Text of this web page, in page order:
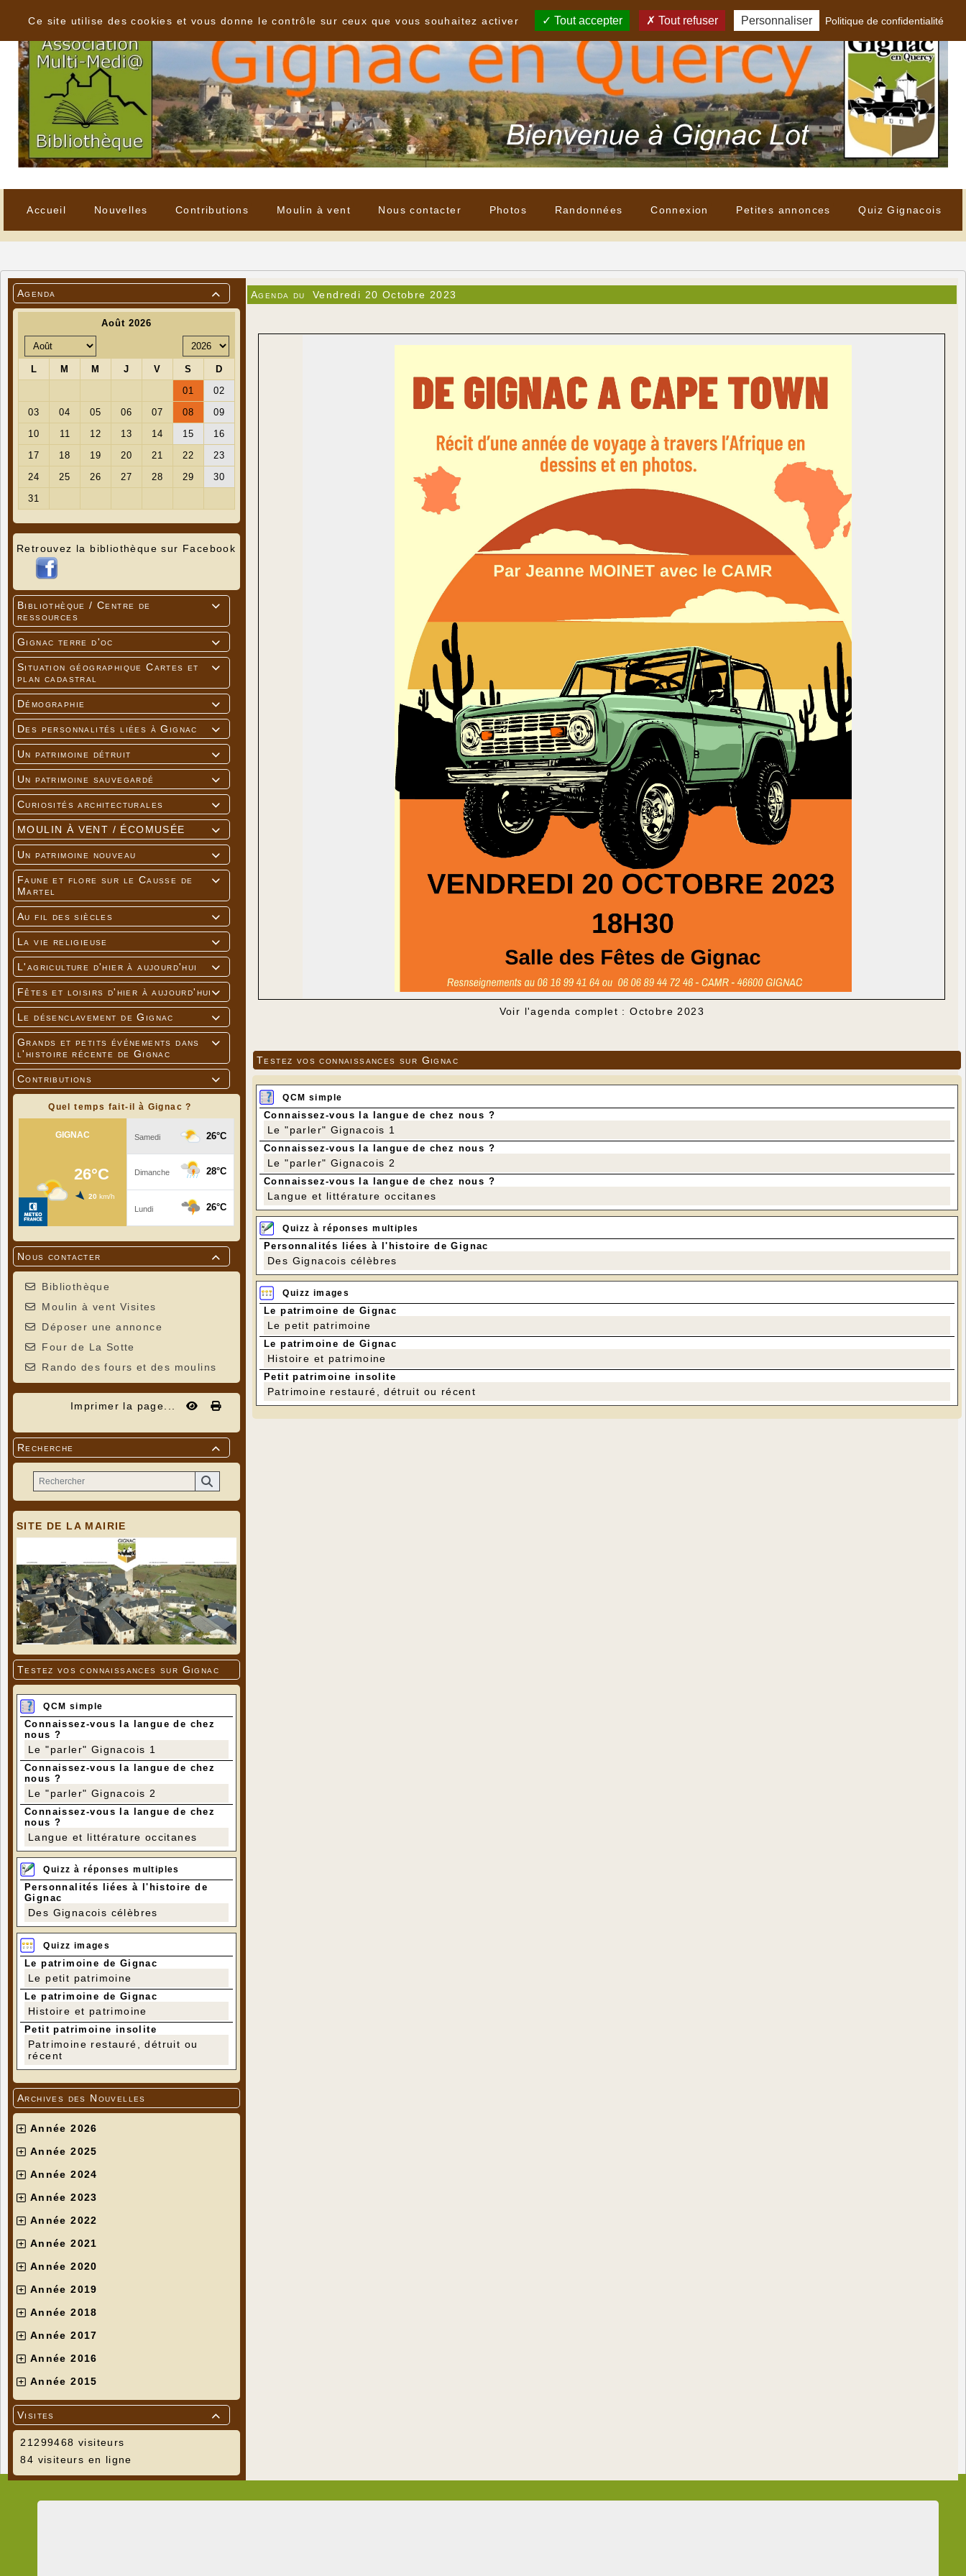
Accueil Nouvelles Contributions Moulin à vent Nous contacter Photos Randonnées Connexion Petites annonces Quiz Gignacois

Agenda
Retrouvez la bibliothèque sur Facebook

Bibliothèque / Centre de
ressources

Gignac terre d'oc

Situation géographique Cartes et
plan cadastral

Démographie

Des personnalités liées à Gignac

Un patrimoine détruit

Un patrimoine sauvegardé

Curiosités architecturales

MOULIN À VENT / ÉCOMUSÉE

Un patrimoine nouveau

Faune et flore sur le Causse de
Martel

Au fil des siècles

La vie religieuse

L'agriculture d'hier à aujourd'hui

Fêtes et loisirs d'hier à aujourd'hui

Le désenclavement de Gignac

Grands et petits événements dans
l'histoire récente de Gignac

Contributions
Quel temps fait-il à Gignac ?

Nous contacter
Bibliothèque
Moulin à vent Visites
Déposer une annonce
Four de La Sotte
Rando des fours et des moulins
Imprimer la page...

Recherche
SITE DE LA MAIRIE
Testez vos connaissances sur Gignac
QCM simple
Connaissez-vous la langue de chez
nous ?
Le "parler" Gignacois 1
Connaissez-vous la langue de chez
nous ?
Le "parler" Gignacois 2
Connaissez-vous la langue de chez
nous ?
Langue et littérature occitanes
Quizz à réponses multiples
Personnalités liées à l'histoire de
Gignac
Des Gignacois célèbres
Quizz images
Le patrimoine de Gignac
Le petit patrimoine
Le patrimoine de Gignac
Histoire et patrimoine
Petit patrimoine insolite
Patrimoine restauré, détruit ou
récent
Archives des Nouvelles
Année 2026
Année 2025
Année 2024
Année 2023
Année 2022
Année 2021
Année 2020
Année 2019
Année 2018
Année 2017
Année 2016
Année 2015

Visites
21299468 visiteurs
84 visiteurs en ligne
Agenda du Vendredi 20 Octobre 2023
Voir l'agenda complet : Octobre 2023
Testez vos connaissances sur Gignac
QCM simple
Connaissez-vous la langue de chez nous ?
Le "parler" Gignacois 1
Connaissez-vous la langue de chez nous ?
Le "parler" Gignacois 2
Connaissez-vous la langue de chez nous ?
Langue et littérature occitanes
Quizz à réponses multiples
Personnalités liées à l'histoire de Gignac
Des Gignacois célèbres
Quizz images
Le patrimoine de Gignac
Le petit patrimoine
Le patrimoine de Gignac
Histoire et patrimoine
Petit patrimoine insolite
Patrimoine restauré, détruit ou récent
Ce site utilise des cookies et vous donne le contrôle sur ceux que vous souhaitez activer
Tout accepter Tout refuser Personnaliser Politique de confidentialité